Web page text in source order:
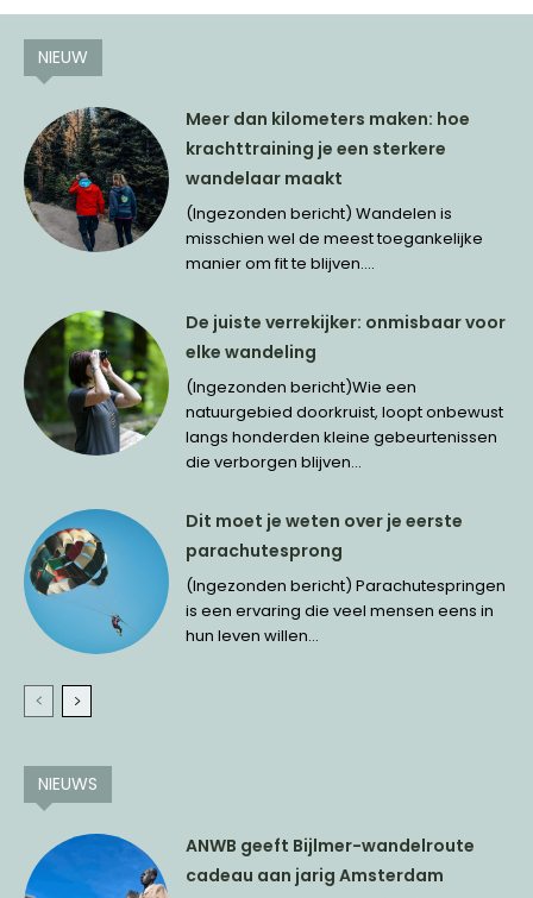
NIEUW
Meer dan kilometers maken: hoe
krachttraining je een sterkere
wandelaar maakt
(Ingezonden bericht) Wandelen is
misschien wel de meest toegankelijke
manier om fit te blijven....
De juiste verrekijker: onmisbaar voor
elke wandeling
(Ingezonden bericht)Wie een
natuurgebied doorkruist, loopt onbewust
langs honderden kleine gebeurtenissen
die verborgen blijven...
Dit moet je weten over je eerste
parachutesprong
(Ingezonden bericht) Parachutespringen
is een ervaring die veel mensen eens in
hun leven willen...
NIEUWS
ANWB geeft Bijlmer-wandelroute
cadeau aan jarig Amsterdam